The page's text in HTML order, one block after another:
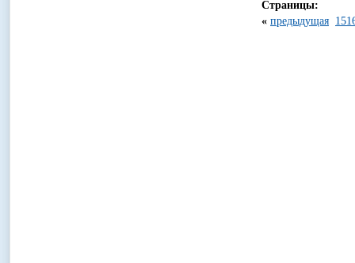
Страницы:
« предыдущая 15